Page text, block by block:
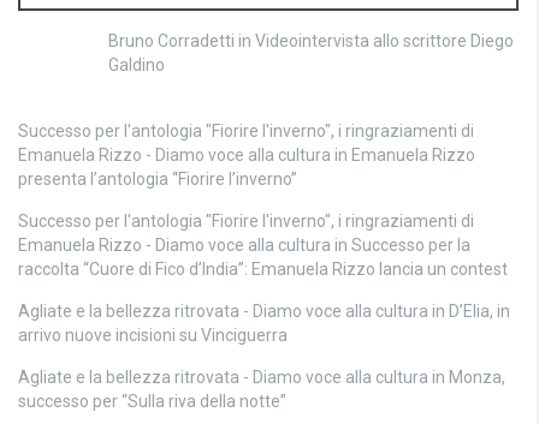
Bruno Corradetti in Videointervista allo scrittore Diego
Galdino
Successo per l'antologia "Fiorire l'inverno", i ringraziamenti di
Emanuela Rizzo - Diamo voce alla cultura in Emanuela Rizzo
presenta l’antologia “Fiorire l’inverno”
Successo per l'antologia "Fiorire l'inverno", i ringraziamenti di
Emanuela Rizzo - Diamo voce alla cultura in Successo per la
raccolta “Cuore di Fico d’India”: Emanuela Rizzo lancia un contest
Agliate e la bellezza ritrovata - Diamo voce alla cultura in D’Elia, in
arrivo nuove incisioni su Vinciguerra
Agliate e la bellezza ritrovata - Diamo voce alla cultura in Monza,
successo per “Sulla riva della notte”